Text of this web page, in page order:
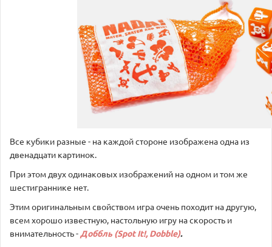
Все кубики разные - на каждой стороне изображена одна из
двенадцати картинок.
При этом двух одинаковых изображений на одном и том же
шестиграннике нет.
Этим оригинальным свойством игра очень походит на другую,
всем хорошо известную, настольную игру на скорость и
внимательность -Доббль (Spot It!, Dobble).